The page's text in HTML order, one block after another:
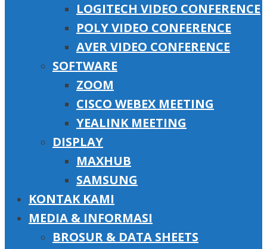
LOGITECH VIDEO CONFERENCE
POLY VIDEO CONFERENCE
AVER VIDEO CONFERENCE
SOFTWARE
ZOOM
CISCO WEBEX MEETING
YEALINK MEETING
DISPLAY
MAXHUB
SAMSUNG
KONTAK KAMI
MEDIA & INFORMASI
BROSUR & DATA SHEETS